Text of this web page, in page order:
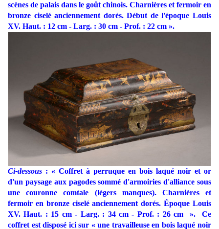
scènes de palais dans le goût chinois. Charnières et fermoir en
bronze ciselé anciennement dorés. Début de l'époque Louis
XV. Haut. : 12 cm - Larg. : 30 cm - Prof. : 22 cm ».
Ci-dessous : « Coffret à perruque en bois laqué noir et or
d'un paysage aux pagodes sommé d'armoiries d'alliance sous
une couronne comtale (légers manques). Charnières et
fermoir en bronze ciselé anciennement dorés. Époque Louis
XV. Haut. : 15 cm - Larg. : 34 cm - Prof. : 26 cm ». Ce
coffret est disposé ici sur « une travailleuse en bois laqué noir